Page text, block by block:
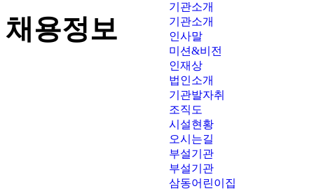
기관소개
기관소개
인사말
미션&비전
인재상
법인소개
기관발자취
조직도
시설현황
오시는길
부설기관
부설기관
삼동어린이집
채용정보